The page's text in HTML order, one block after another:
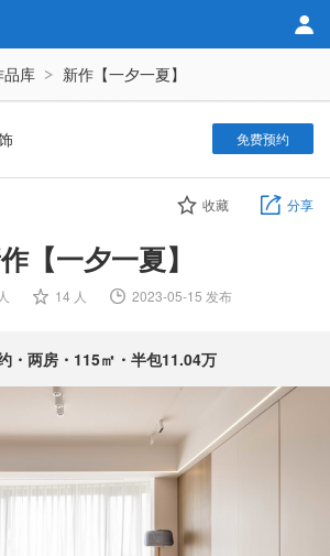
品库 新作【一夕一夏】
免费预约
收藏 分享
【一夕一夏】
 14 人  2023-05-15 发布
・两房・115㎡・半包11.04万